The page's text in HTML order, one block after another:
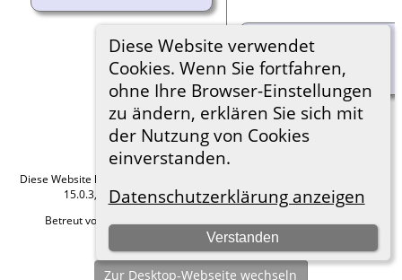
Diese Website verwendet
Cookies. Wenn Sie fortfahren,
ohne Ihre Browser-Einstellungen
zu ändern, erklären Sie sich mit
der Nutzung von Cookies
einverstanden.
Datenschutzerklärung anzeigen
Verstanden
Diese Website läuft mit
15.0.3, programmiert von Darrin Lythgoe © 2001-2026.
Betreut von
Hier geht es zum Impressum
Zur Desktop-Webseite wechseln